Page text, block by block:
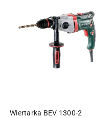
Wiertarka BEV 1300-2
DODAJ DO KOSZYKA